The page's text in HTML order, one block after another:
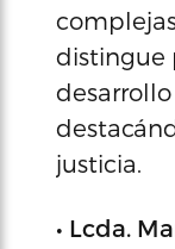
distingue
justicia.
• Lcda.